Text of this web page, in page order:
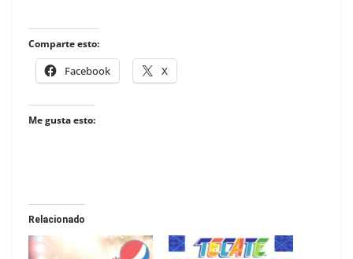
Comparte esto:
Facebook X
Me gusta esto:
Relacionado